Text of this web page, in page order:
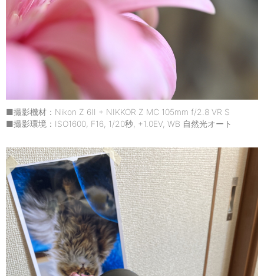
■撮影機材：Nikon Z 6II + NIKKOR Z MC 105mm f/2.8 VR S
■撮影環境：ISO1600, F16, 1/20秒, +1.0EV, WB 自然光オート